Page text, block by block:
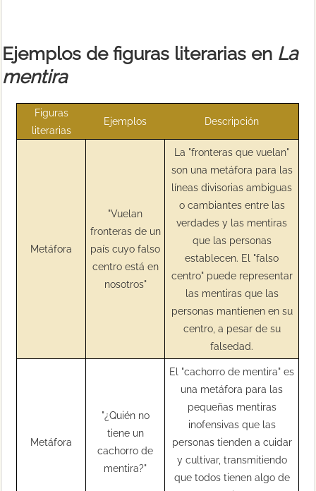
Ejemplos de figuras literarias en La
mentira
Figuras
literarias
Ejemplos Descripción
Metáfora
"Vuelan
fronteras de un
país cuyo falso
centro está en
nosotros"
La "fronteras que vuelan"
son una metáfora para las
líneas divisorias ambiguas
o cambiantes entre las
verdades y las mentiras
que las personas
establecen. El "falso
centro" puede representar
las mentiras que las
personas mantienen en su
centro, a pesar de su
falsedad.
Metáfora
"¿Quién no
tiene un
cachorro de
mentira?"
El "cachorro de mentira" es
una metáfora para las
pequeñas mentiras
inofensivas que las
personas tienden a cuidar
y cultivar, transmitiendo
que todos tienen algo de